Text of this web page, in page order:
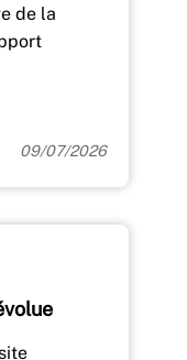
de la
09/07/2026